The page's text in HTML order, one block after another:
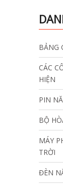
BẢNG
CÁC
HIỆN
PIN
BỘ
MÁY
TRỜI
ĐÈN